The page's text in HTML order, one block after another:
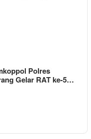
Polres
Gelar RAT ke-5…